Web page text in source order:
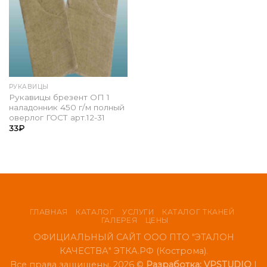
РУКАВИЦЫ
Рукавицы брезент ОП 1
наладонник 450 г/м полный
оверлог ГОСТ арт.12-31
33₽
ГЛАВНАЯ КАТАЛОГ УСЛУГИ
КАТАЛОГ ТКАНЕЙ
ГАЛЕРЕЯ
ЦЕНЫ
ОФИЦИАЛЬНЫЙ САЙТ ООО ПТО "ЭТАЛОН
КАЧЕСТВА" ЭТКА.РФ (Кострома).
Все права защищены, 2026 © Разработка: VPSTUDIO |